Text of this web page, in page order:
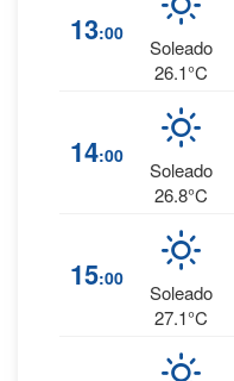
13:00
Soleado
26.1°C
14:00
Soleado
26.8°C
15:00
Soleado
27.1°C